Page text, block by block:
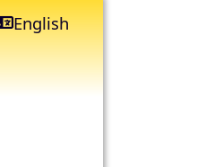
⏸
English